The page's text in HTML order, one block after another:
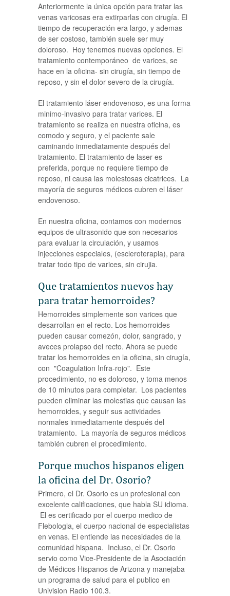
Anteriormente la única opción para tratar las
venas varicosas era extirparlas con cirugía. El
tiempo de recuperación era largo, y ademas
de ser costoso, también suele ser muy
doloroso. Hoy tenemos nuevas opciones. El
tratamiento contemporáneo de varices, se
hace en la oficina- sin cirugía, sin tiempo de
reposo, y sin el dolor severo de la cirugía.
El tratamiento láser endovenoso, es una forma
minimo-invasivo para tratar varices. El
tratamiento se realiza en nuestra oficina, es
comodo y seguro, y el paciente sale
caminando inmediatamente después del
tratamiento. El tratamiento de laser es
preferida, porque no requiere tiempo de
reposo, ni causa las molestosas cicatrices. La
mayoría de seguros médicos cubren el láser
endovenoso.
En nuestra oficina, contamos con modernos
equipos de ultrasonido que son necesarios
para evaluar la circulación, y usamos
injecciones especiales, (escleroterapia), para
tratar todo tipo de varices, sin cirujia.
Que tratamientos nuevos hay
para tratar hemorroides?
Hemorroides simplemente son varices que
desarrollan en el recto. Los hemorroides
pueden causar comezón, dolor, sangrado, y
aveces prolapso del recto. Ahora se puede
tratar los hemorroides en la oficina, sin cirugía,
con "Coagulation Infra-rojo". Este
procedimiento, no es doloroso, y toma menos
de 10 minutos para completar. Los pacientes
pueden eliminar las molestias que causan las
hemorroides, y seguir sus actividades
normales inmediatamente después del
tratamiento. La mayoría de seguros médicos
también cubren el procedimiento.
Porque muchos hispanos eligen
la oficina del Dr. Osorio?
Primero, el Dr. Osorio es un profesional con
excelente calificaciones, que habla SU idioma.
El es certificado por el cuerpo medico de
Flebologia, el cuerpo nacional de especialistas
en venas. El entiende las necesidades de la
comunidad hispana. Incluso, el Dr. Osorio
servio como Vice-Presidente de la Asociación
de Médicos Hispanos de Arizona y manejaba
un programa de salud para el publico en
Univision Radio 100.3.